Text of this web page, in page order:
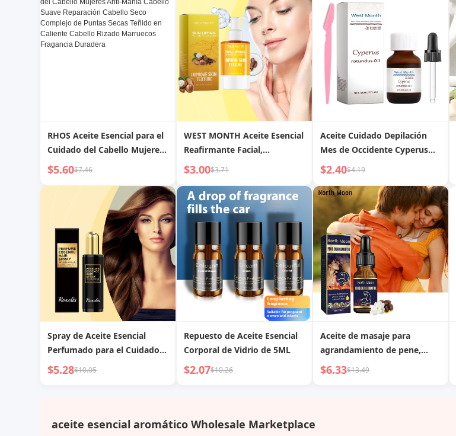
| Marcado
RHOS Aceite Esencial para el
Cuidado del Cabello Mujeres
Anti-Manía Cabello Suave
Complejo de Puntas Secas
Teñido en Caliente Cabello
Rizado Marruecos Fragancia
$5.60$7.46
WEST MONTH Aceite Esencial
Reafirmante Facial,
Reafirmante, Hidratante,
Aceite para el Cuidado Facial
$3.00$3.71
Aceite Cuidado Depilación
Mes de Occidente Cyperus
Rotundus Aceite Esencial
Aceite Cuidado Depilación
Nutritivo Hidratante
Corporal
$2.40$4.19
Spray de Aceite Esencial
Perfumado para el Cuidado
del Cabello
$5.28$10.05
Repuesto de Aceite Esencial
Corporal de Vidrio de 5ML
$2.07$10.26
Aceite de masaje para
agrandamiento de pene,
aceite esencial de masaje
$6.33$13.49
aceite esencial aromático Wholesale Marketplace